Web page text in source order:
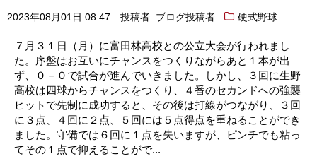
2023年08月01日 08:47 投稿者: ブログ投稿者 硬式野球
７月３１日（月）に富田林高校との公立大会が行われまし
た。序盤はお互いにチャンスをつくりながらあと１本が出
ず、０－０で試合が進んでいきました。しかし、３回に生野
高校は四球からチャンスをつくり、４番のセカンドへの強襲
ヒットで先制に成功すると、その後は打線がつながり、３回
に３点、４回に２点、５回には５点得点を重ねることができ
ました。守備では６回に１点を失いますが、ピンチでも粘っ
てその１点で抑えることがで...